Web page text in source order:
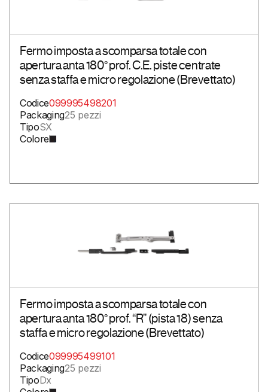
Fermo imposta a scomparsa totale con
apertura anta 180° prof. C.E. piste centrate
senza staffa e micro regolazione (Brevettato)
Codice099995498201
Packaging25 pezzi
TipoSX
Colore
Fermo imposta a scomparsa totale con
apertura anta 180° prof. “R” (pista 18) senza
staffa e micro regolazione (Brevettato)
Codice099995499101
Packaging25 pezzi
TipoDx